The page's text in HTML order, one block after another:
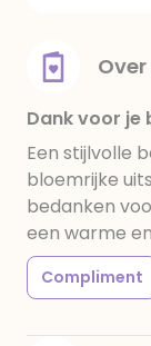
Dank voor je
Een stijlvolle
bloemrijke
bedanken
een warme
Compliment